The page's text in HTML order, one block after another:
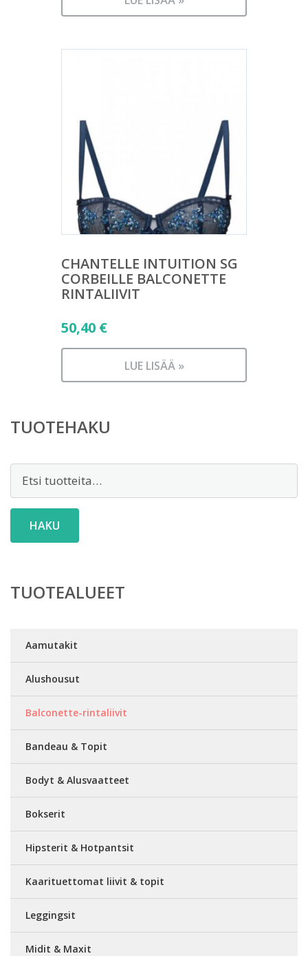
CHANTELLE INTUITION SG
CORBEILLE BALCONETTE
RINTALIIVIT
50,40 €
LUE LISÄÄ »
TUOTEHAKU
Etsi:
HAKU
TUOTEALUEET
Aamutakit
Alushousut
Balconette-rintaliivit
Bandeau & Topit
Bodyt & Alusvaatteet
Bokserit
Hipsterit & Hotpantsit
Kaarituettomat liivit & topit
Leggingsit
Midit & Maxit